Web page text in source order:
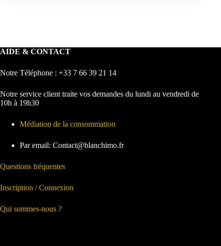
AIDE & CONTACT
Notre Téléphone : +33 7 66 39 21 14
Notre service client traite vos demandes du lundi au vendredi de
10h à 19h30
Médiation de la consommation
Par email: Contact@blanchimo.fr
Questions fréquentes
Inscription / Connexion
Qui sommes-nous ?